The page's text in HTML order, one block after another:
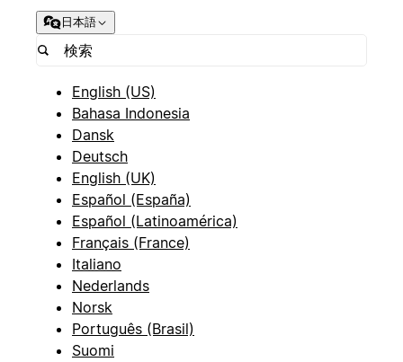
日本語
English (US)
Bahasa Indonesia
Dansk
Deutsch
English (UK)
Español (España)
Español (Latinoamérica)
Français (France)
Italiano
Nederlands
Norsk
Português (Brasil)
Suomi